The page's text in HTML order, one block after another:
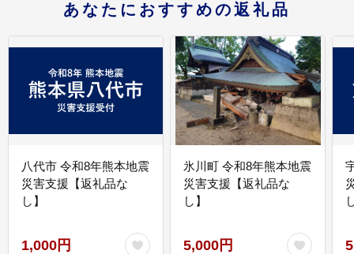
あなたにおすすめの返礼品
八代市 令和8年熊本地震
災害支援【返礼品な
し】
1,000円
氷川町 令和8年熊本地震
災害支援【返礼品な
し】
5,000円